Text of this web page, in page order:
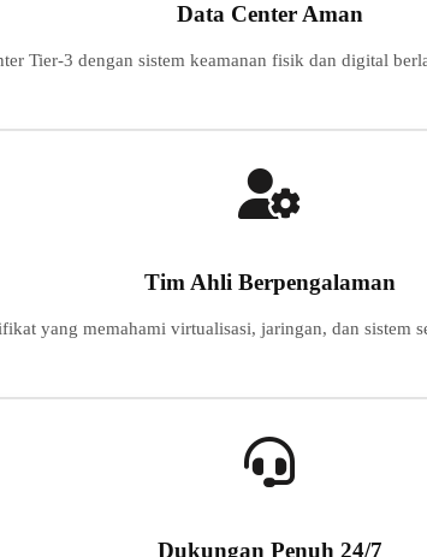
Data Center Aman
Tier-3 dengan sistem keamanan fisik dan digital
Tim Ahli Berpengalaman
yang memahami virtualisasi, jaringan, dan sistem
Dukungan Penuh 24/7